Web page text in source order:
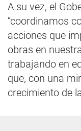
A su vez, el
“coordinamos
acciones que
obras en
trabajando en
que, con una
crecimiento de